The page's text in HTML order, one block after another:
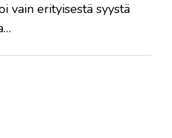
vain erityisestä syystä